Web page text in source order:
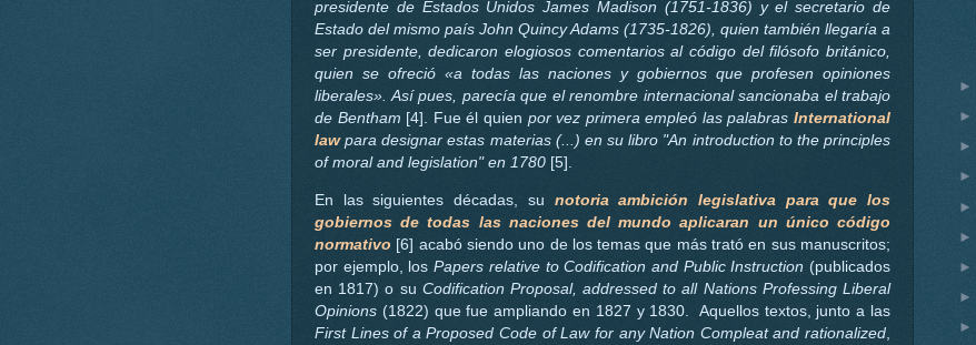
presidente de Estados Unidos James Madison (1751-1836) y el secretario de
Estado del mismo país John Quincy Adams (1735-1826), quien también llegaría a
ser presidente, dedicaron elogiosos comentarios al código del filósofo británico,
quien se ofreció «a todas las naciones y gobiernos que profesen opiniones
liberales». Así pues, parecía que el renombre internacional sancionaba el trabajo
de Bentham [4]. Fue él quien por vez primera empleó las palabrasInternational
lawpara designar estas materias (...) en su libro "An introduction to the principles
of moral and legislation" en 1780 [5].
En las siguientes décadas, su notoria ambición legislativa para que los
gobiernos de todas las naciones del mundo aplicaran un único código
normativo [6] acabó siendo uno de los temas que más trató en sus manuscritos;
por ejemplo, losPapers relative to Codification and Public Instruction (publicados
en 1817) o su Codification Proposal, addressed to all Nations Professing Liberal
Opinions (1822) que fue ampliando en 1827 y 1830. Aquellos textos, junto a las
First Lines of a Proposed Code of Law for any Nation Compleat and rationalized
►
►
►
►
►
►
►
►
►